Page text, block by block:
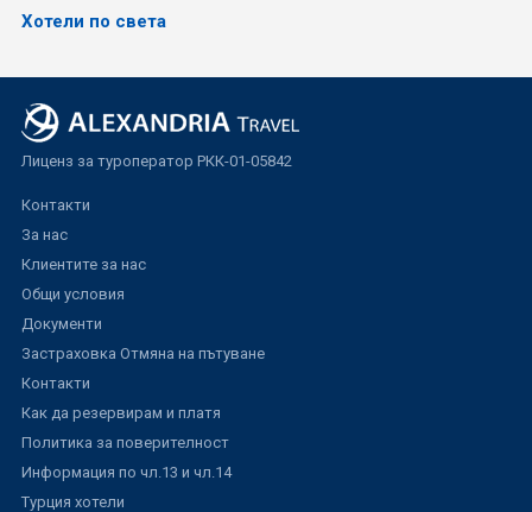
Хотели по света
Лиценз за туроператор РКК-01-05842
Контакти
За нас
Клиентите за нас
Общи условия
Документи
Застраховка Отмяна на пътуване
Контакти
Как да резервирам и платя
Политика за поверителност
Информация по чл.13 и чл.14
Турция хотели